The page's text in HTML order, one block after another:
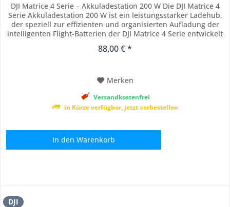
DJI Matrice 4 Serie – Akkuladestation 200 W Die DJI Matrice 4
Serie Akkuladestation 200 W ist ein leistungsstarker Ladehub,
der speziell zur effizienten und organisierten Aufladung der
intelligenten Flight-Batterien der DJI Matrice 4 Serie entwickelt
sequenziell von hoher zu niedriger Ladeleistung zu laden –
88,00 € *
Merken
Versandkostenfrei
in Kürze verfügbar, jetzt vorbestellen
In den Warenkorb
DJI